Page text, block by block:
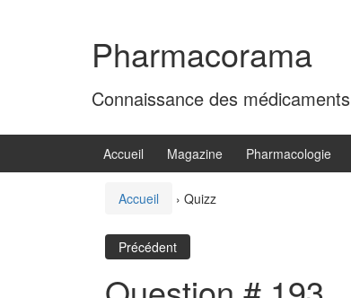
Pharmacorama
Connaissance des médicaments
Accueil Magazine Pharmacologie
Accueil › Quizz
Précédent